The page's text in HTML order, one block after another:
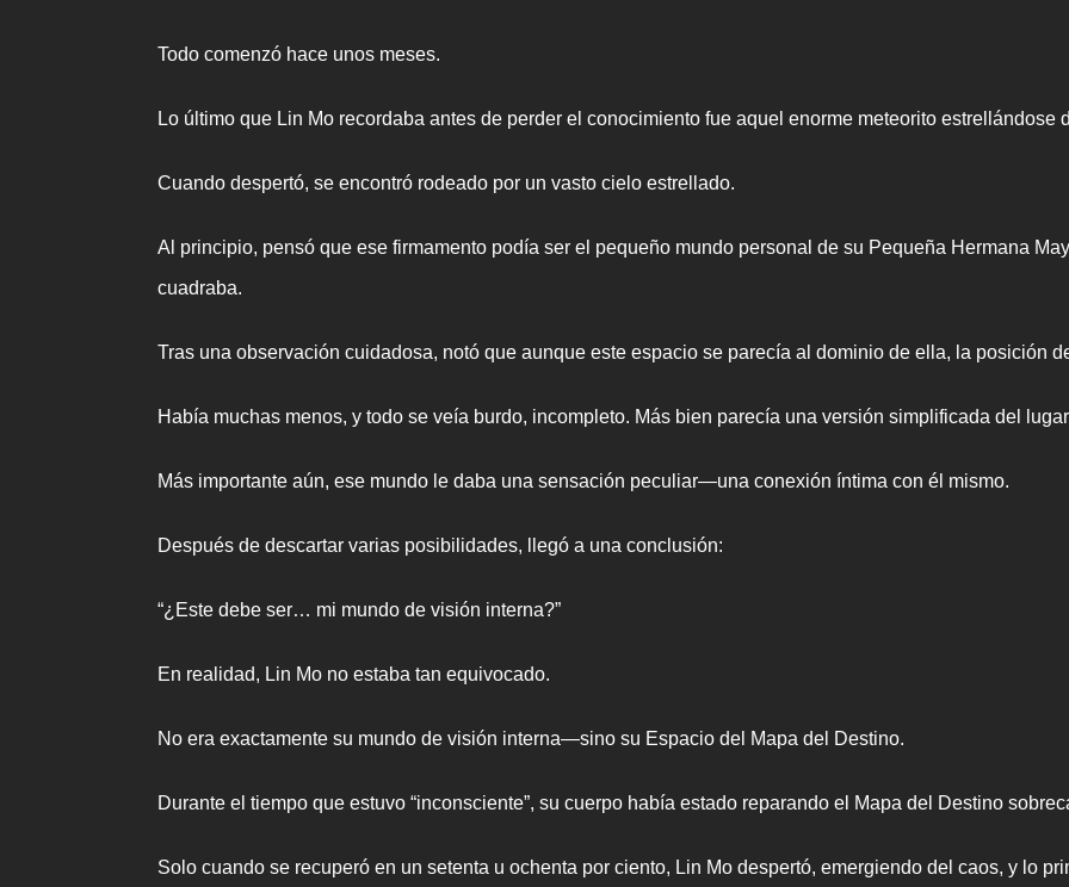
Todo comenzó hace unos meses.
Lo último que Lin Mo recordaba antes de perder el conocimiento fue aquel enorme meteorito
Cuando despertó, se encontró rodeado por un vasto cielo estrellado.
Al principio, pensó que ese firmamento podía ser el pequeño mundo personal de su Pequeña Hermana
cuadraba.
Tras una observación cuidadosa, notó que aunque este espacio se parecía al dominio de ella, la posición
Había muchas menos, y todo se veía burdo, incompleto. Más bien parecía una versión simplificada del
Más importante aún, ese mundo le daba una sensación peculiar—una conexión íntima con él mismo.
Después de descartar varias posibilidades, llegó a una conclusión:
“¿Este debe ser… mi mundo de visión interna?”
En realidad, Lin Mo no estaba tan equivocado.
No era exactamente su mundo de visión interna—sino su Espacio del Mapa del Destino.
Durante el tiempo que estuvo “inconsciente”, su cuerpo había estado reparando el Mapa del Destino
Solo cuando se recuperó en un setenta u ochenta por ciento, Lin Mo despertó, emergiendo del caos, y lo